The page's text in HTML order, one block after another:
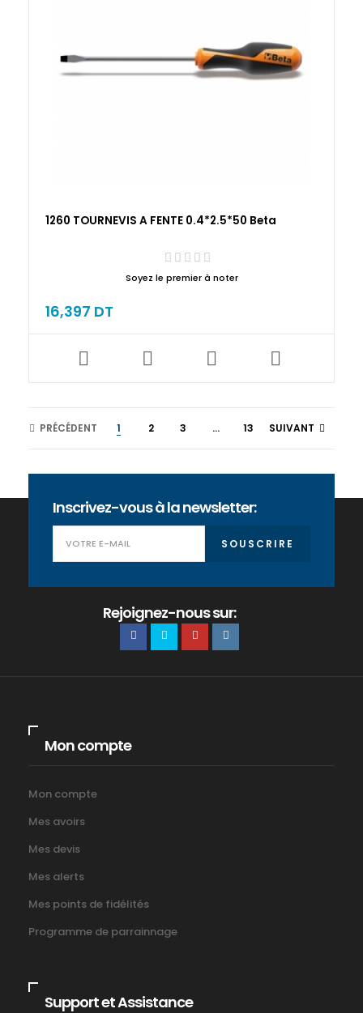
1260 TOURNEVIS A FENTE 0.4*2.5*50 Beta
Soyez le premier à noter
16,397 DT
PRÉCÉDENT 1 2 3 ... 13 SUIVANT
Inscrivez-vous à la newsletter:
SOUSCRIRE
Rejoignez-nous sur:
Mon compte
Mon compte
Mes avoirs
Mes devis
Mes alerts
Mes points de fidélités
Programme de parrainnage
Support et Assistance